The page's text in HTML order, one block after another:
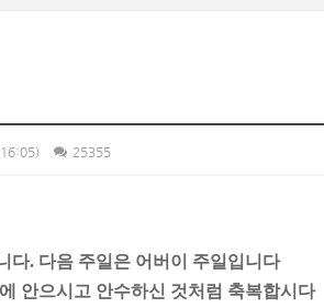
25355
다. 다음 주일은 어버이 주일입니다
안으시고 안수하신 것처럼 축복합시다